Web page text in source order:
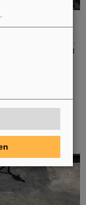
1. Juni die
Development and
leiten.
Technologie und
fünf Jahre im
Projekt legt einen
die ...
Baufeld